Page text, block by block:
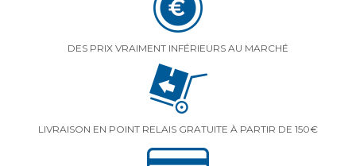
DES PRIX VRAIMENT INFÉRIEURS AU MARCHÉ
LIVRAISON EN POINT RELAIS GRATUITE À PARTIR DE 150€